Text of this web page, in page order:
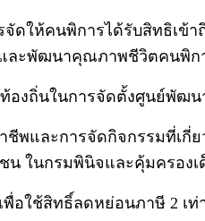
จัดให้คนพิการได้รับสิทธิเ
และพัฒนาคุณภาพชีวิตคนพิก
องถิ่นในการจัดตั้งศูนย์พัฒ
ชีพและการจัดกิจกรรมที่เ
น ในกรมพินิจและคุ้มครอง
ใช้สิทธิ์ลดหย่อนภาษี 2 เท่